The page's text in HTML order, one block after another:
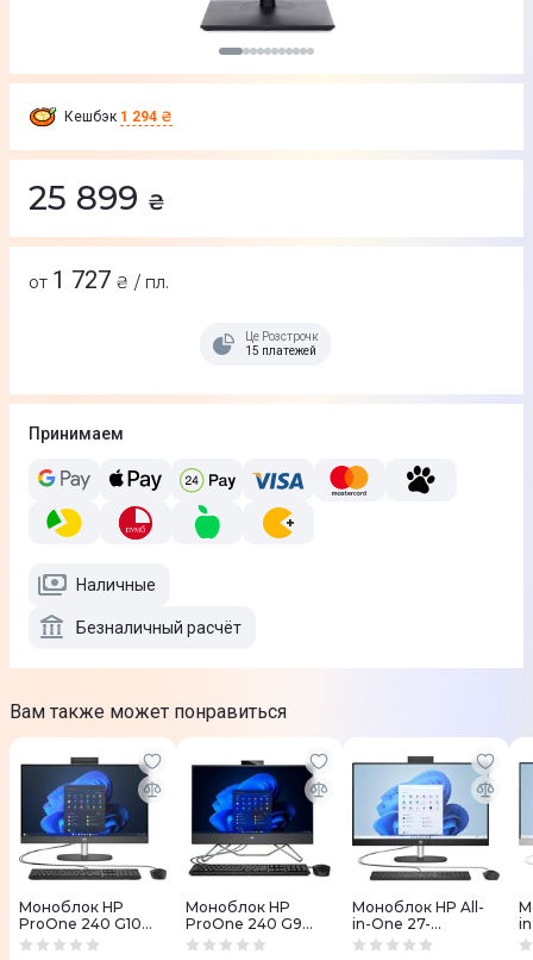
Кешбэк 1 294 ₴
25 899 ₴
от 1 727 ₴ / пл.
Це Розстрочка
15 платежей
Принимаем
Наличные
Безналичный расчёт
Вам также может понравиться
Моноблок HP
ProOne 240 G10
Black (885M8EA)
Моноблок HP
ProOne 240 G9
Iron Gray (6B2F8EA)
Моноблок HP All-
in-One 27-
cr0072ua Jet Black